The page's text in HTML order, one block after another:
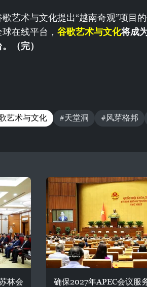
艺术与文化提出“越南奇观”项目
在线平台， 谷歌艺术与文化将成
（完）
艺术与文化 #天堂洞 #风芽格邦
林会
确保2027年APEC会议服